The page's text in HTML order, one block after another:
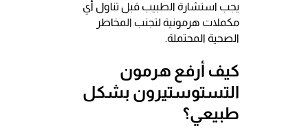
يجب استشارة الطبيب قبل تناول أي
مكملات هرمونية لتجنب المخاطر
الصحية المحتملة.
كيف أرفع هرمون
التستوستيرون بشكل
طبيعي؟